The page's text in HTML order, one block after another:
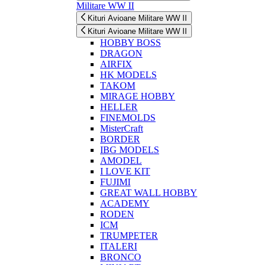
Militare WW II
Kituri Avioane Militare WW II
Kituri Avioane Militare WW II
HOBBY BOSS
DRAGON
AIRFIX
HK MODELS
TAKOM
MIRAGE HOBBY
HELLER
FINEMOLDS
MisterCraft
BORDER
IBG MODELS
AMODEL
I LOVE KIT
FUJIMI
GREAT WALL HOBBY
ACADEMY
RODEN
ICM
TRUMPETER
ITALERI
BRONCO